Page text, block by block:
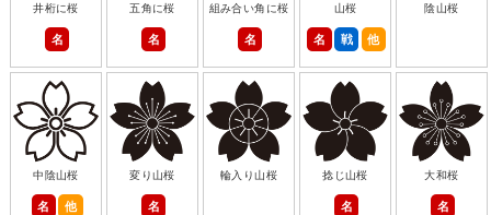
井桁に桜
名
五角に桜
名
組み合い角に桜
名
山桜
名 戦 他
陰山桜
中陰山桜
名 他
変り山桜
名
輪入り山桜 捻じ山桜
名
大和桜
名